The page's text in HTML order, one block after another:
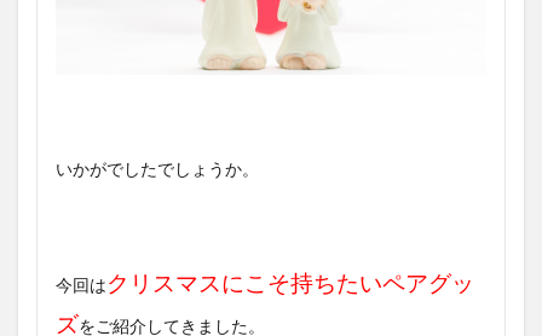
いかがでしたでしょうか。
今回はクリスマスにこそ持ちたいペアグッ
ズをご紹介してきました。